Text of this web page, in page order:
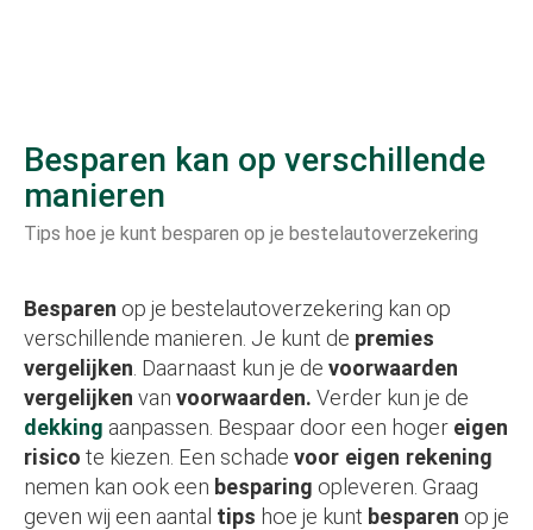
Besparen kan op verschillende
manieren
Tips hoe je kunt besparen op je bestelautoverzekering
Besparen op je bestelautoverzekering kan op
verschillende manieren. Je kunt de premies
vergelijken . Daarnaast kun je de voorwaarden
vergelijken van voorwaarden. Verder kun je de
dekking aanpassen. Bespaar door een hoger eigen
risico te kiezen. Een schade voor eigen rekening
nemen kan ook een besparing opleveren. Graag
geven wij een aantal tips hoe je kunt besparen op je